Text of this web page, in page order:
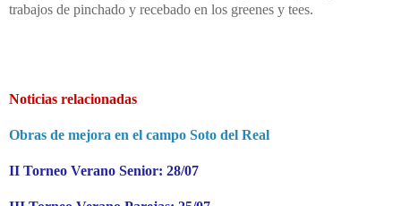
trabajos de pinchado y recebado en los greenes y tees.
Noticias relacionadas
Obras de mejora en el campo Soto del Real
II Torneo Verano Senior: 28/07